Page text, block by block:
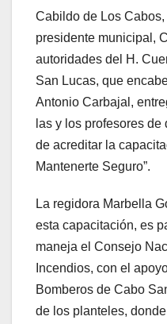
Cabildo de Los
presidente municipal,
autoridades del H.
San Lucas, que
Antonio Carbajal,
las y los profesores
de acreditar la
Mantenerte Seguro”.
La regidora Marbella
esta capacitación, es
maneja el Consejo
Incendios, con el
Bomberos de Cabo
de los planteles,